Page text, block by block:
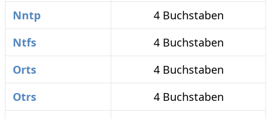
Nntp
4 Buchstaben
Ntfs
4 Buchstaben
Orts
4 Buchstaben
Otrs
4 Buchstaben